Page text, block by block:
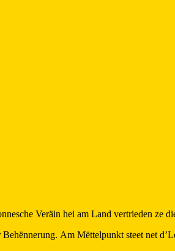
Veräin hei am Land vertrieden ze
Am Mëttelpunkt steet net